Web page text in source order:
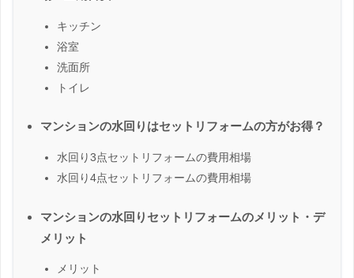
キッチン
浴室
洗面所
トイレ
マンションの水回りはセットリフォームの方がお得？
水回り3点セットリフォームの費用相場
水回り4点セットリフォームの費用相場
マンションの水回りセットリフォームのメリット・デ
メリット
メリット